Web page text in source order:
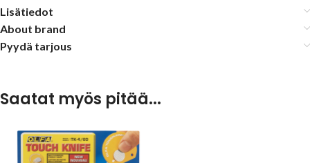
Lisätiedot
About brand
Pyydä tarjous
Saatat myös pitää...